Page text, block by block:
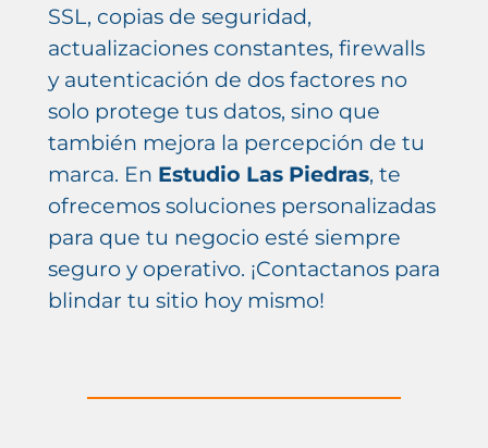
SSL, copias de seguridad,
actualizaciones constantes, firewalls
y autenticación de dos factores no
solo protege tus datos, sino que
también mejora la percepción de tu
marca. En Estudio Las Piedras, te
ofrecemos soluciones personalizadas
para que tu negocio esté siempre
seguro y operativo. ¡Contactanos para
blindar tu sitio hoy mismo!